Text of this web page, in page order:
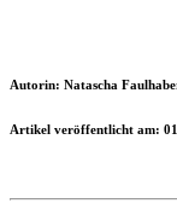
Autorin: Natascha
Artikel veröffentlicht am: